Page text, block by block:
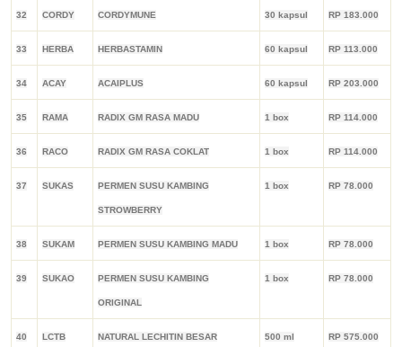
32 CORDY CORDYMUNE 30 kapsul RP 183.000
33 HERBA HERBASTAMIN 60 kapsul RP 113.000
34 ACAY ACAIPLUS 60 kapsul RP 203.000
35 RAMA RADIX GM RASA MADU 1 box RP 114.000
36 RACO RADIX GM RASA COKLAT 1 box RP 114.000
37 SUKAS PERMEN SUSU KAMBING
STROWBERRY
1 box RP 78.000
38 SUKAM PERMEN SUSU KAMBING MADU 1 box RP 78.000
39 SUKAO PERMEN SUSU KAMBING
ORIGINAL
1 box RP 78.000
40 LCTB NATURAL LECHITIN BESAR 500 ml RP 575.000